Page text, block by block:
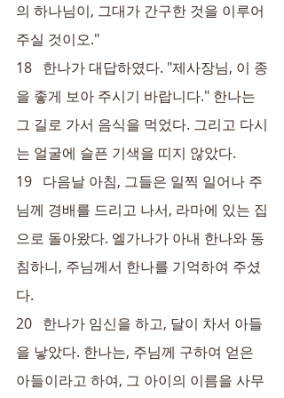
의 하나님이, 그대가 간구한 것을 이루어
주실 것이오."
18   한나가 대답하였다. "제사장님, 이 종
을 좋게 보아 주시기 바랍니다." 한나는
그 길로 가서 음식을 먹었다. 그리고 다시
는 얼굴에 슬픈 기색을 띠지 않았다.
19   다음날 아침, 그들은 일찍 일어나 주
님께 경배를 드리고 나서, 라마에 있는 집
으로 돌아왔다. 엘가나가 아내 한나와 동
침하니, 주님께서 한나를 기억하여 주셨
다.
20   한나가 임신을 하고, 달이 차서 아들
을 낳았다. 한나는, 주님께 구하여 얻은
아들이라고 하여, 그 아이의 이름을 사무